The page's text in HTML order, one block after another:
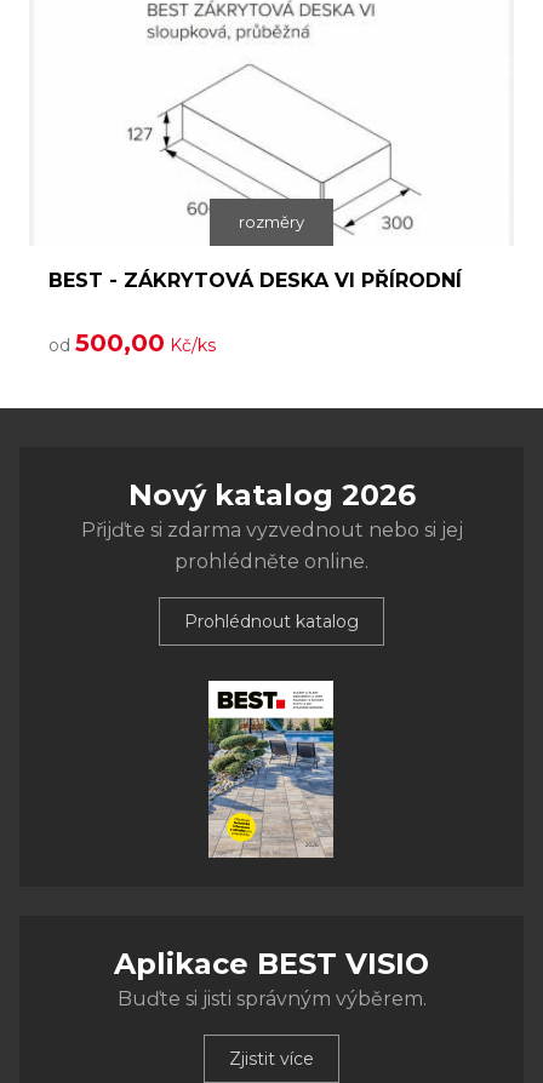
rozměry
BEST - ZÁKRYTOVÁ DESKA VI PŘÍRODNÍ
od 500,00 Kč/ks
Nový katalog 2026
Přijďte si zdarma vyzvednout nebo si jej
prohlédněte online.
Prohlédnout katalog
Aplikace BEST VISIO
Buďte si jisti správným výběrem.
Zjistit více